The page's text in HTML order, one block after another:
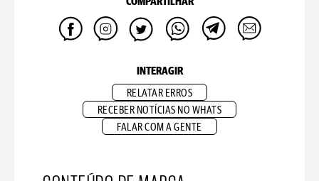
INTERAGIR
RELATAR ERROS
RECEBER NOTÍCIAS NO WHATS
FALAR COM A GENTE